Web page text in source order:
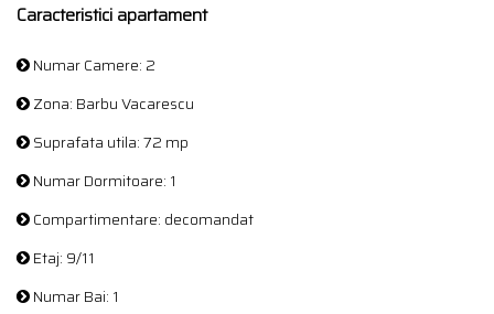
Caracteristici apartament
Numar Camere: 2
Zona: Barbu Vacarescu
Suprafata utila: 72 mp
Numar Dormitoare: 1
Compartimentare: decomandat
Etaj: 9/11
Numar Bai: 1